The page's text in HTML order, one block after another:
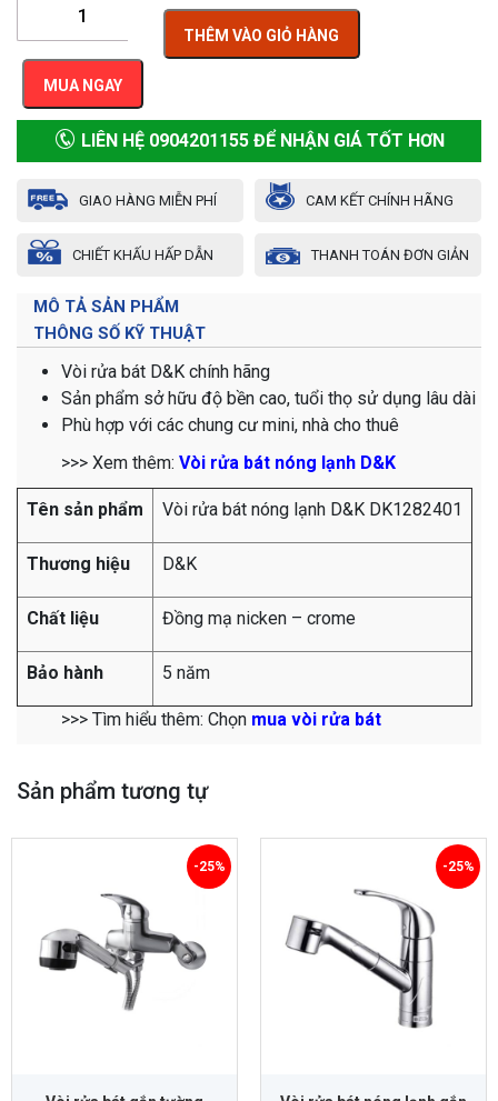
THÊM VÀO GIỎ HÀNG
MUA NGAY
LIÊN HỆ 0904201155 ĐỂ NHẬN GIÁ TỐT HƠN
GIAO HÀNG MIỄN PHÍ CAM KẾT CHÍNH HÃNG
CHIẾT KHẤU HẤP DẪN THANH TOÁN ĐƠN GIẢN
MÔ TẢ SẢN PHẨM
THÔNG SỐ KỸ THUẬT
Vòi rửa bát D&K chính hãng
Sản phẩm sở hữu độ bền cao, tuổi thọ sử dụng lâu dài
Phù hợp với các chung cư mini, nhà cho thuê
>>> Xem thêm: Vòi rửa bát nóng lạnh D&K
Tên sản phẩm Vòi rửa bát nóng lạnh D&K DK1282401
Thương hiệu D&K
Chất liệu Đồng mạ nicken – crome
Bảo hành 5 năm
>>> Tìm hiểu thêm: Chọn mua vòi rửa bát
Sản phẩm tương tự
-25% -25%